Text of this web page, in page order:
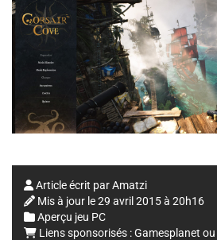
Article écrit parAmatzi
Mis à jour le29 avril 2015 à 20h16
Aperçu jeu PC
Liens sponsorisés :Gamesplanet ou